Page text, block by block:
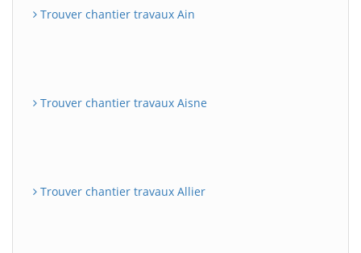
Trouver chantier travaux Ain
Trouver chantier travaux Aisne
Trouver chantier travaux Allier